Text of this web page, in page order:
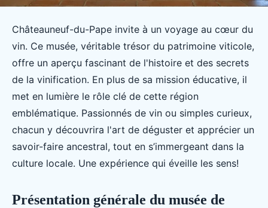
Châteauneuf-du-Pape invite à un voyage au cœur du
vin. Ce musée, véritable trésor du patrimoine viticole,
offre un aperçu fascinant de l'histoire et des secrets
de la vinification. En plus de sa mission éducative, il
met en lumière le rôle clé de cette région
emblématique. Passionnés de vin ou simples curieux,
chacun y découvrira l'art de déguster et apprécier un
savoir-faire ancestral, tout en s’immergeant dans la
culture locale. Une expérience qui éveille les sens!
Présentation générale du musée de